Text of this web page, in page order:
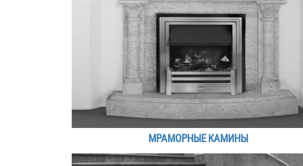
МРАМОРНЫЕ КАМИНЫ